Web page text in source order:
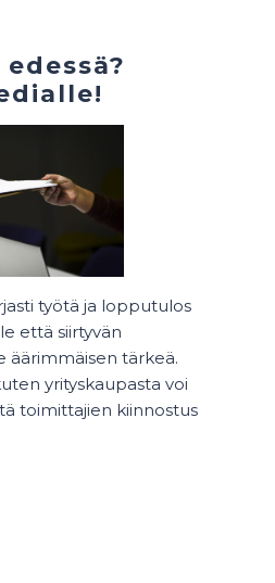
työtä ja lopputulos
että siirtyvän
äärimmäisen tärkeä.
yrityskaupasta voi
toimittajien kiinnostus